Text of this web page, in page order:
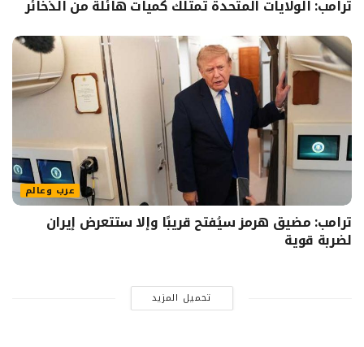
ترامب: الولايات المتحدة تمتلك كميات هائلة من الذخائر
عرب وعالم
ترامب: مضيق هرمز سيُفتح قريبًا وإلا ستتعرض إيران
لضربة قوية
تحميل المزيد